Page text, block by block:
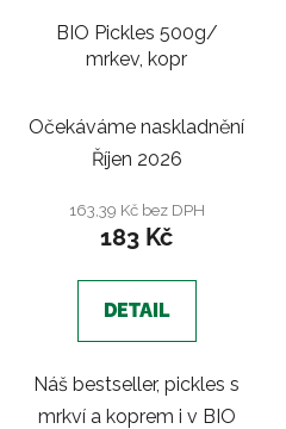
BIO Pickles 500g/
mrkev, kopr
hodnocení
produktu
je
5,0
5
Očekáváme naskladnění
Říjen 2026
163,39 Kč bez DPH
183 Kč
DETAIL
Náš bestseller, pickles s
mrkví a koprem i v BIO